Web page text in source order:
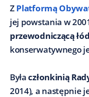
ZPlatformą
jej powstania w
przewodniczącą
konserwatywnego
Byłaczłonkinią
2014), a następnie